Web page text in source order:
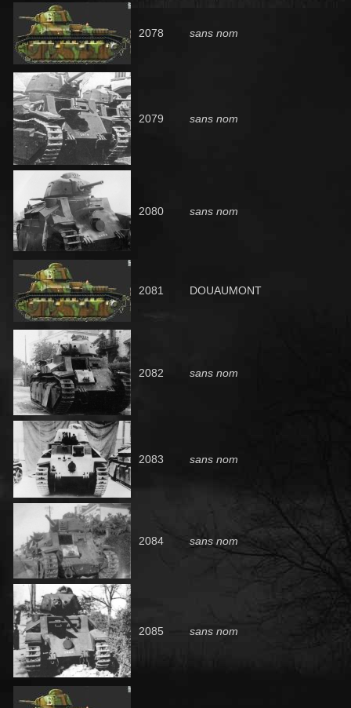
2078 sans nom
2079 sans nom
2080 sans nom
2081 DOUAUMONT
2082 sans nom
2083 sans nom
2084 sans nom
2085 sans nom